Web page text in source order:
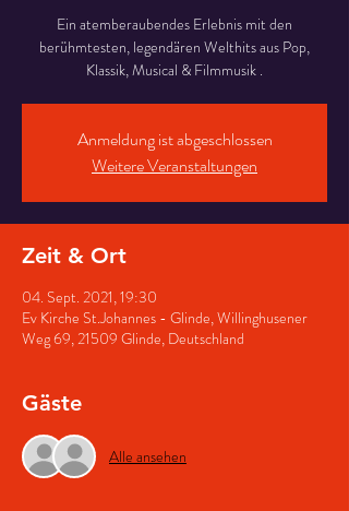
Ein atemberaubendes Erlebnis mit den
berühmtesten, legendären Welthits aus Pop,
Klassik, Musical & Filmmusik .
Anmeldung ist abgeschlossen
Weitere Veranstaltungen
Zeit & Ort
04. Sept. 2021, 19:30
Ev Kirche St.Johannes - Glinde, Willinghusener
Weg 69, 21509 Glinde, Deutschland
Gäste
Alle ansehen